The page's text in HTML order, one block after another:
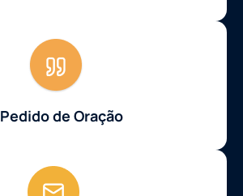
Pedido de Oração